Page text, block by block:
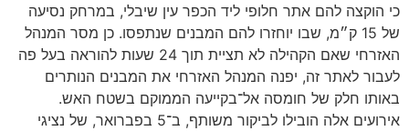
כי הוקצה להם אתר חלופי ליד הכפר עין שיבלי, במרחק נסיעה
של 15 ק״מ, שבו יוחזרו להם המבנים שנתפסו. כן מסר המנהל
האזרחי שאם הקהילה לא תציית תוך 24 שעות להוראה בעל פה
לעבור לאתר זה, יפנה המנהל האזרחי את המבנים הנותרים
באותו חלק של חומסה אל־בקייעה הממוקם בשטח האש.
אירועים אלה הובילו לביקור משותף, ב־5 בפברואר, של נציגי